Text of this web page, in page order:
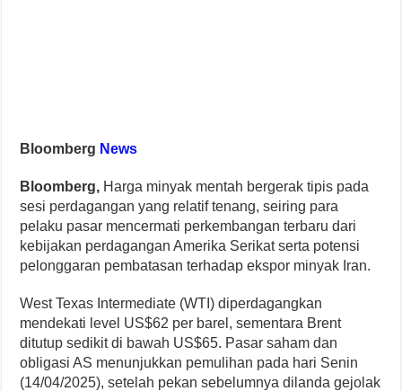
Bloomberg News
Bloomberg, Harga minyak mentah bergerak tipis pada
sesi perdagangan yang relatif tenang, seiring para
pelaku pasar mencermati perkembangan terbaru dari
kebijakan perdagangan Amerika Serikat serta potensi
pelonggaran pembatasan terhadap ekspor minyak Iran.
West Texas Intermediate (WTI) diperdagangkan
mendekati level US$62 per barel, sementara Brent
ditutup sedikit di bawah US$65. Pasar saham dan
obligasi AS menunjukkan pemulihan pada hari Senin
(14/04/2025), setelah pekan sebelumnya dilanda gejolak